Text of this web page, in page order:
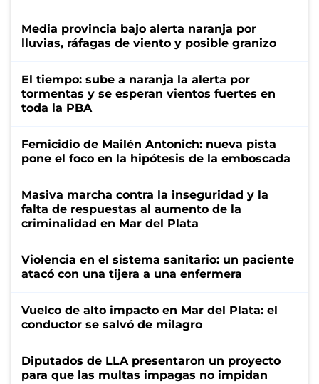
Media provincia bajo alerta naranja por
lluvias, ráfagas de viento y posible granizo
El tiempo: sube a naranja la alerta por
tormentas y se esperan vientos fuertes en
toda la PBA
Femicidio de Mailén Antonich: nueva pista
pone el foco en la hipótesis de la emboscada
Masiva marcha contra la inseguridad y la
falta de respuestas al aumento de la
criminalidad en Mar del Plata
Violencia en el sistema sanitario: un paciente
atacó con una tijera a una enfermera
Vuelco de alto impacto en Mar del Plata: el
conductor se salvó de milagro
Diputados de LLA presentaron un proyecto
para que las multas impagas no impidan